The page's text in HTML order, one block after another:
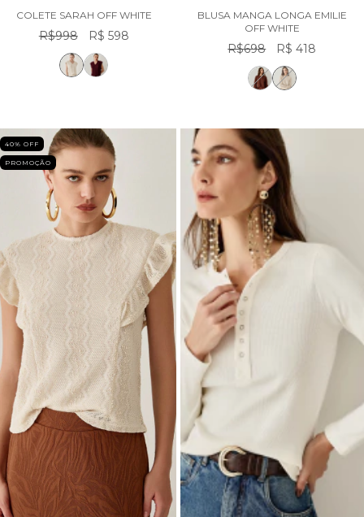
COLETE SARAH OFF WHITE
R$998 R$ 598
BLUSA MANGA LONGA EMILIE
OFF WHITE
R$698 R$ 418
40% OFF
PROMOÇÃO